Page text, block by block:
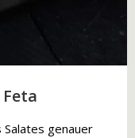
Salates genauer